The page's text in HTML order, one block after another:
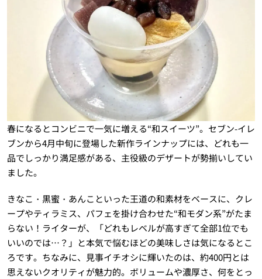
春になるとコンビニで一気に増える“和スイーツ”。セブン-イレ
ブンから4月中旬に登場した新作ラインナップには、どれも一
品でしっかり満足感がある、主役級のデザートが勢揃いしてい
ました。
きなこ・黒蜜・あんこといった王道の和素材をベースに、クレ
ープやティラミス、パフェを掛け合わせた“和モダン系”がたま
らない！ライターが、「どれもレベルが高すぎて全部1位でも
いいのでは…？」と本気で悩むほどの美味しさは気になるとこ
ろです。ちなみに、見事イチオシに輝いたのは、約400円とは
思えないクオリティが魅力的。ボリュームや濃厚さ、何をとっ